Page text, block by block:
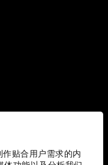
贴合用户需求的内